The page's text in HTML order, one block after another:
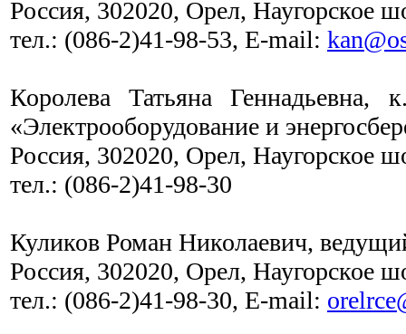
Россия, 302020, Орел, Наугорское
тел.: (086-2)41-98-53, E-mail:
Королева Татьяна Геннадьевна,
«Электрооборудование и
Россия, 302020, Орел, Наугорское
тел.: (086-2)41-98-30
Куликов Роман Николаевич,
Россия, 302020, Орел, Наугорское
тел.: (086-2)41-98-30, E-mail: